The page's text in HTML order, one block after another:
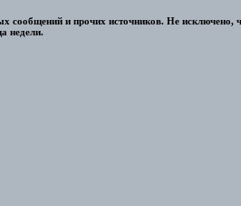
и прочих источников. Не исключено,
недели.